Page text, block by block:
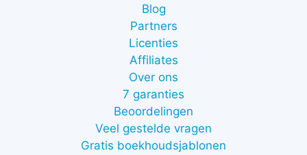
Blog
Partners
Licenties
Affiliates
Over ons
7 garanties
Beoordelingen
Veel gestelde vragen
Gratis boekhoudsjablonen